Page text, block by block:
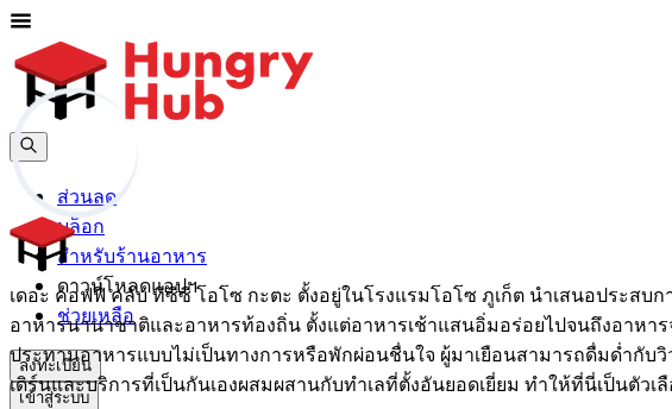
ส่วนลด
บล็อก
สำหรับร้านอาหาร
ดาวน์โหลดแอปฯ
ช่วยเหลือ
ลงทะเบียน
เข้าสู่ระบบ
เดอะ คอฟฟี่ คลับ ทีซีซี โอโซ กะตะ ตั้งอยู่ในโรงแรมโอโซ ภูเก็ต นำเสนอประส
อาหารนานาชาติและอาหารท้องถิ่น ตั้งแต่อาหารเช้าแสนอิ่มอร่อยไปจนถึงอาห
ประทานอาหารแบบไม่เป็นทางการหรือพักผ่อนชื่นใจ ผู้มาเยือนสามารถดื่มด่ำกับวิ
เดิร์นและบริการที่เป็นกันเองผสมผสานกับทำเลที่ตั้งอันยอดเยี่ยม ทำให้ที่นี่เป็นตั